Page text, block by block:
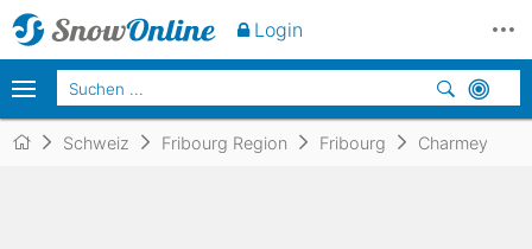
Schweiz Fribourg Region Fribourg Charmey
Login